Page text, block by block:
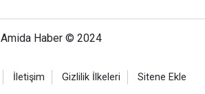
Amida Haber © 2024
İletişim Gizlilik İlkeleri Sitene Ekle